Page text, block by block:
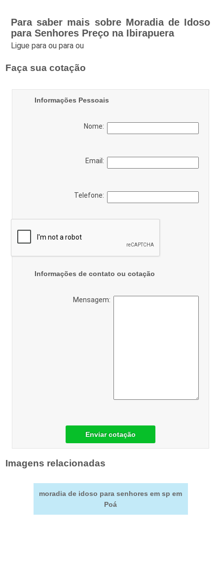
Para saber mais sobre Moradia de Idoso
para Senhores Preço na Ibirapuera
Ligue paraou paraou
Faça sua cotação
Informações Pessoais
Nome:
Email:
Telefone:
Informações de contato ou cotação
Mensagem:
Enviar cotação
Imagens relacionadas
moradia de idoso para senhores em sp em
Poá